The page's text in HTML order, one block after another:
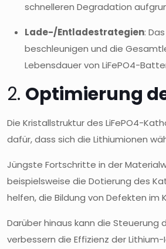
schnelleren Degradation
Lade-/Entladestrategien:
beschleunigen und die
Lebensdauer von LiFePO4-
2. Optimierung
Die Kristallstruktur des LiFePO4-
dafür, dass sich die Lithiumionen
Jüngste Fortschritte in der
beispielsweise die Dotierung des
helfen, die Bildung von Defekten im
Darüber hinaus kann die
verbessern die Effizienz der